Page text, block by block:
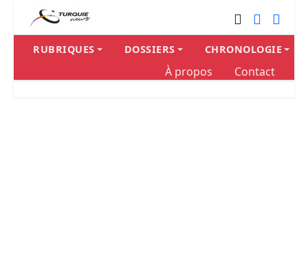
RUBRIQUES DOSSIERS CHRONOLOGIE
À propos Contact